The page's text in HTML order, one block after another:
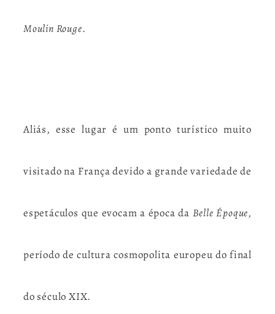
Moulin Rouge.
Aliás, esse lugar é um ponto turístico muito
visitado na França devido a grande variedade de
espetáculos que evocam a época da Belle Époque,
período de cultura cosmopolita europeu do final
do século XIX.